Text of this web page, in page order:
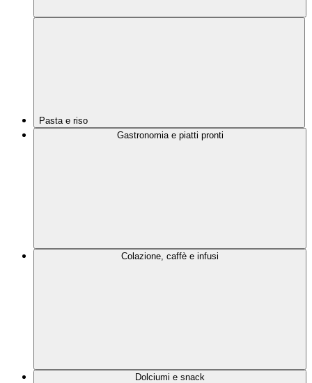
Pasta e riso
Gastronomia e piatti pronti
Colazione, caffè e infusi
Dolciumi e snack